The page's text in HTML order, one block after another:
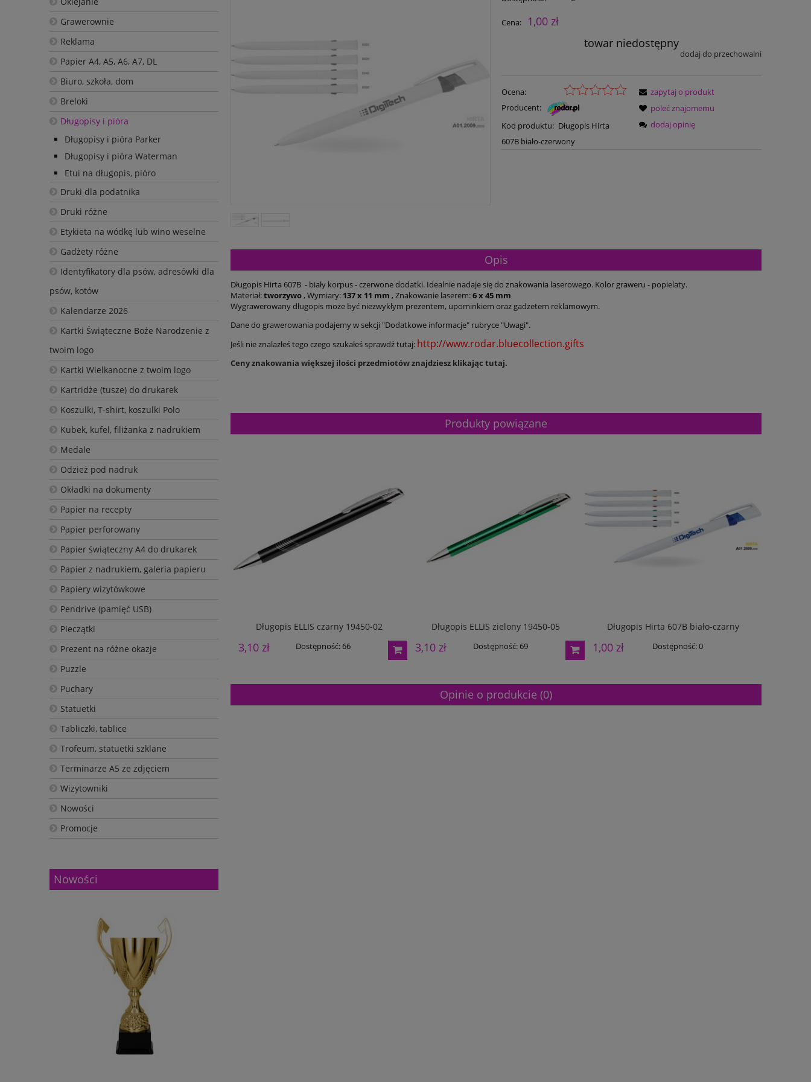
Grawerownie
Reklama
Papier A4, A5, A6, A7, DL
Biuro, szkoła, dom
Breloki
Długopisy i pióra
Długopisy i pióra Parker
Długopisy i pióra Waterman
Etui na długopis, pióro
Druki dla podatnika
Druki różne
Etykieta na wódkę lub wino weselne
Gadżety różne
Identyfikatory dla psów, adresówki dla
psów, kotów
Kalendarze 2026
Kartki Świąteczne Boże Narodzenie z
twoim logo
Kartki Wielkanocne z twoim logo
Kartridże (tusze) do drukarek
Koszulki, T-shirt, koszulki Polo
Kubek, kufel, filiżanka z nadrukiem
Medale
Odzież pod nadruk
Okładki na dokumenty
Papier na recepty
Papier perforowany
Papier świąteczny A4 do drukarek
Papier z nadrukiem, galeria papieru
Papiery wizytówkowe
Pendrive (pamięć USB)
Pieczątki
Prezent na różne okazje
Puzzle
Puchary
Statuetki
Tabliczki, tablice
Trofeum, statuetki szklane
Terminarze A5 ze zdjęciem
Wizytowniki
Nowości
Promocje
Nowości
Cena:
1,00 zł
towar niedostępny
dodaj do przechowalni
Ocena:
Producent:
Kod produktu: Długopis Hirta
607B biało-czerwony
zapytaj o produkt
poleć znajomemu
dodaj opinię
Opis
Długopis Hirta 607B - biały korpus - czerwone dodatki. Idealnie nadaje się do znakowania laserowego. Kolor graweru - popielaty.
Materiał:tworzywo, Wymiary: 137 x 11 mm , Znakowanie laserem:6 x 45 mm
Wygrawerowany długopis może być niezwykłym prezentem, upominkiem oraz gadżetem reklamowym.
Dane do grawerowania podajemy w sekcji "Dodatkowe informacje" rubryce "Uwagi".
Jeśli nie znalazłeś tego czego szukałeś sprawdź tutaj: http://www.rodar.bluecollection.gifts
Ceny znakowania większej ilości przedmiotów znajdziesz klikając tutaj.
Produkty powiązane
Długopis ELLIS czarny 19450-02
3,10 zł Dostępność:66
Długopis ELLIS zielony 19450-05
3,10 zł Dostępność:69
Długopis Hirta 607B biało-czarny
1,00 zł Dostępność:0
Opinie o produkcie (0)